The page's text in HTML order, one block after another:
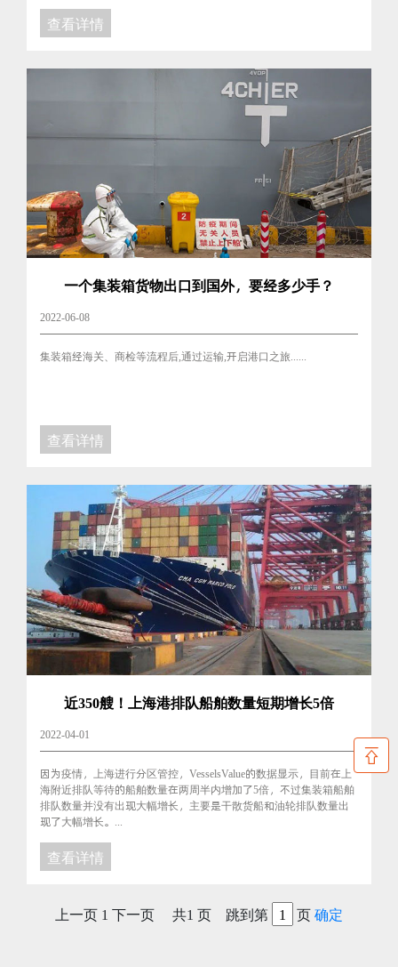
查看详情
一个集装箱货物出口到国外，要经多少手？
2022-06-08
集装箱经海关、商检等流程后,通过运输,开启港口之旅......
查看详情
近350艘！上海港排队船舶数量短期增长5倍
2022-04-01
因为疫情，上海进行分区管控，VesselsValue的数据显示，目前在上
海附近排队等待的船舶数量在两周半内增加了5倍，不过集装箱船舶
排队数量并没有出现大幅增长，主要是干散货船和油轮排队数量出
现了大幅增长。...
查看详情
上一页 1 下一页 共1 页 跳到第 页确定